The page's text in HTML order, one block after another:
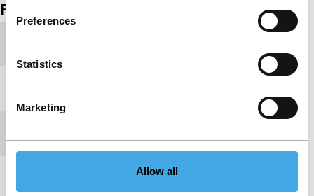
Preferences
Statistics
Marketing
Allow all
Film details